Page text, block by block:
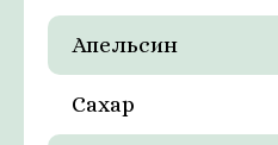
Апельсин
Сахар